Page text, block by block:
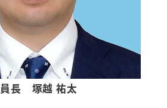
⻑ 塚越 祐太